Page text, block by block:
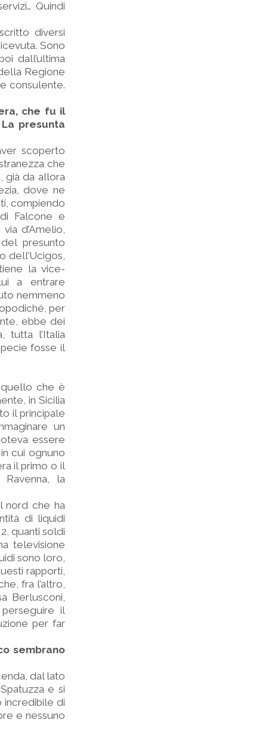
Quindi
diversi
Sono
dall’ultima
Regione
consulente.
che fu il
presunta
scoperto
che
già da allora
dove ne
compiendo
Falcone e
d’Amelio,
presunto
dell’Ucigos,
la vice-
a entrare
nemmeno
per
ebbe dei
tutta l’Italia
fosse il
quello che è
in Sicilia
il principale
un
essere
cui ognuno
il primo o il
la
nord che ha
di liquidi
quanti soldi
televisione
sono loro,
rapporti,
fra l’altro,
Berlusconi,
il
per far
sembrano
dal lato
e si
incredibile di
e nessuno